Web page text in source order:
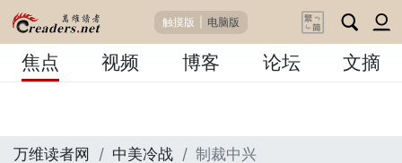
触摸版 电脑版
焦点 视频 博客 论坛 文摘
万维读者网 中美冷战 制裁中兴